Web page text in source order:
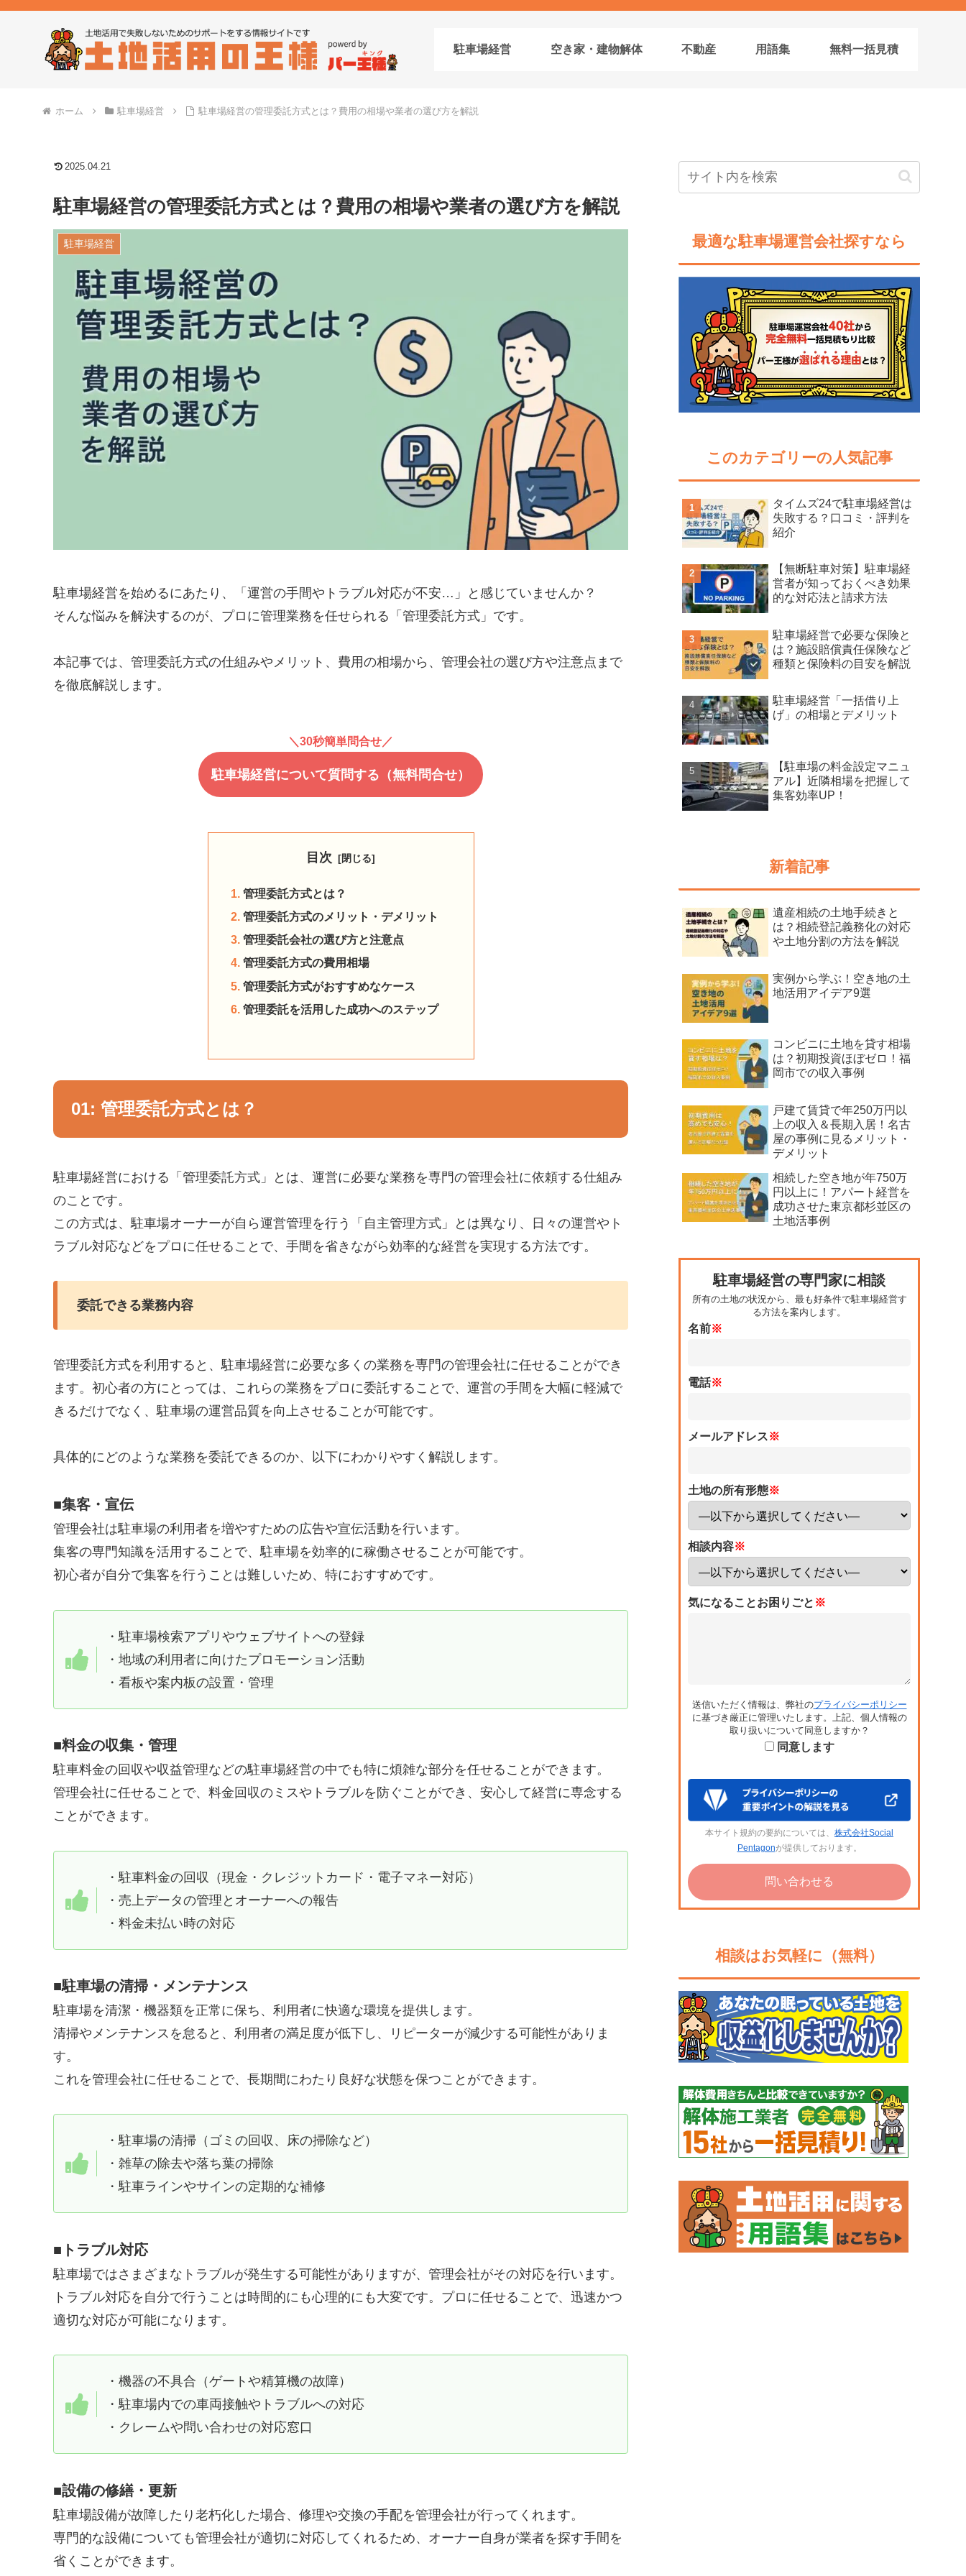
駐車場経営 空き家・建物解体 不動産 用語集 無料一括見積
ホーム 駐車場経営 駐車場経営の管理委託方式とは？費用の相場や業者の選び方を解説
2025.04.21
駐車場経営の管理委託方式とは？費用の相場や業者の選び方を解説
駐車場経営
駐車場経営を始めるにあたり、「運営の手間やトラブル対応が不安…」と感じていませんか？
そんな悩みを解決するのが、プロに管理業務を任せられる「管理委託方式」です。
本記事では、管理委託方式の仕組みやメリット、費用の相場から、管理会社の選び方や注意点まで
を徹底解説します。
＼30秒簡単問合せ／
駐車場経営について質問する（無料問合せ）
目次
管理委託方式とは？
管理委託方式のメリット・デメリット
管理委託会社の選び方と注意点
管理委託方式の費用相場
管理委託方式がおすすめなケース
管理委託を活用した成功へのステップ
管理委託方式とは？
駐車場経営における「管理委託方式」とは、運営に必要な業務を専門の管理会社に依頼する仕組み
のことです。
この方式は、駐車場オーナーが自ら運営管理を行う「自主管理方式」とは異なり、日々の運営やト
ラブル対応などをプロに任せることで、手間を省きながら効率的な経営を実現する方法です。
委託できる業務内容
管理委託方式を利用すると、駐車場経営に必要な多くの業務を専門の管理会社に任せることができ
ます。初心者の方にとっては、これらの業務をプロに委託することで、運営の手間を大幅に軽減で
きるだけでなく、駐車場の運営品質を向上させることが可能です。
具体的にどのような業務を委託できるのか、以下にわかりやすく解説します。
■集客・宣伝
管理会社は駐車場の利用者を増やすための広告や宣伝活動を行います。
集客の専門知識を活用することで、駐車場を効率的に稼働させることが可能です。
初心者が自分で集客を行うことは難しいため、特におすすめです。
・駐車場検索アプリやウェブサイトへの登録
・地域の利用者に向けたプロモーション活動
・看板や案内板の設置・管理
■料金の収集・管理
駐車料金の回収や収益管理などの駐車場経営の中でも特に煩雑な部分を任せることができます。
管理会社に任せることで、料金回収のミスやトラブルを防ぐことができ、安心して経営に専念する
ことができます。
・駐車料金の回収（現金・クレジットカード・電子マネー対応）
・売上データの管理とオーナーへの報告
・料金未払い時の対応
■駐車場の清掃・メンテナンス
駐車場を清潔・機器類を正常に保ち、利用者に快適な環境を提供します。
清掃やメンテナンスを怠ると、利用者の満足度が低下し、リピーターが減少する可能性がありま
す。
これを管理会社に任せることで、長期間にわたり良好な状態を保つことができます。
・駐車場の清掃（ゴミの回収、床の掃除など）
・雑草の除去や落ち葉の掃除
・駐車ラインやサインの定期的な補修
■トラブル対応
駐車場ではさまざまなトラブルが発生する可能性がありますが、管理会社がその対応を行います。
トラブル対応を自分で行うことは時間的にも心理的にも大変です。プロに任せることで、迅速かつ
適切な対応が可能になります。
・機器の不具合（ゲートや精算機の故障）
・駐車場内での車両接触やトラブルへの対応
・クレームや問い合わせの対応窓口
■設備の修繕・更新
駐車場設備が故障したり老朽化した場合、修理や交換の手配を管理会社が行ってくれます。
専門的な設備についても管理会社が適切に対応してくれるため、オーナー自身が業者を探す手間を
省くことができます。
最適な駐車場運営会社探すなら
このカテゴリーの人気記事
タイムズ24で駐車場経営は
失敗する？口コミ・評判を
紹介
【無断駐車対策】駐車場経
営者が知っておくべき効果
的な対応法と請求方法
駐車場経営で必要な保険と
は？施設賠償責任保険など
種類と保険料の目安を解説
駐車場経営「一括借り上
げ」の相場とデメリット
【駐車場の料金設定マニュ
アル】近隣相場を把握して
集客効率UP！
新着記事
遺産相続の土地手続きと
は？相続登記義務化の対応
や土地分割の方法を解説
実例から学ぶ！空き地の土
地活用アイデア9選
コンビニに土地を貸す相場
は？初期投資ほぼゼロ！福
岡市での収入事例
戸建て賃貸で年250万円以
上の収入＆長期入居！名古
屋の事例に見るメリット・
デメリット
相続した空き地が年750万
円以上に！アパート経営を
成功させた東京都杉並区の
土地活事例
駐車場経営の専門家に相談
所有の土地の状況から、最も好条件で駐車場経営す
る方法を案内します。
名前※
電話※
メールアドレス※
土地の所有形態※
相談内容※
気になることお困りごと ※
送信いただく情報は、弊社のプライバシーポリシー
に基づき厳正に管理いたします。上記、個人情報の
取り扱いについて同意しますか？
同意します
本サイト規約の要約については、 株式会社Social
Pentagonが提供しております。
相談はお気軽に（無料）